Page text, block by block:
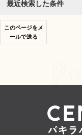
最近検索した条件
このページをメ
ールで送る